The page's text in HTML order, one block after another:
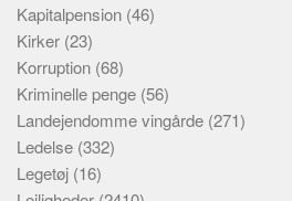
Kapitalpension (46)
Kirker (23)
Korruption (68)
Kriminelle penge (56)
Landejendomme vingårde (271)
Ledelse (332)
Legetøj (16)